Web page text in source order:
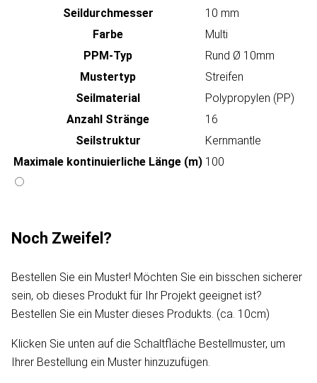
Seildurchmesser
10 mm
Farbe
Multi
PPM-Typ
Rund Ø 10mm
Mustertyp
Streifen
Seilmaterial
Polypropylen (PP)
Anzahl Stränge
16
Seilstruktur
Kernmantle
Maximale kontinuierliche Länge (m) 100
Noch Zweifel?
Bestellen Sie ein Muster! Möchten Sie ein bisschen sicherer
sein, ob dieses Produkt für Ihr Projekt geeignet ist?
Bestellen Sie ein Muster dieses Produkts. (ca. 10cm)
Klicken Sie unten auf die Schaltfläche Bestellmuster, um
Ihrer Bestellung ein Muster hinzuzufügen.